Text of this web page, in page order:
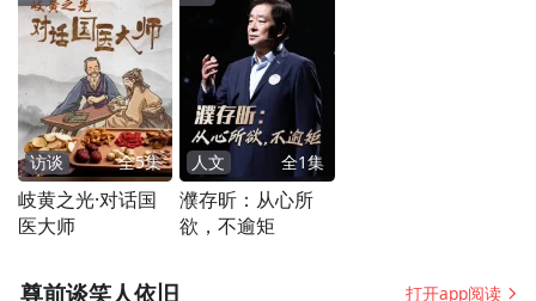
大国青春一代的相似与差异,更通过协作和社
区公益实践构建起理解与信任的纽带,以及宝
贵的跨国友谊。当华盛顿学生团队和深圳国
际学生团体互相在珍贵的合照背后书写赠言,
一起被授予荣誉证书时,这些承载着珍贵记忆
的影像,已经成为一代青少年对全球责任与文
访谈 全5集
岐黄之光·对话国
医大师
人文 全1集
濮存昕：从心所
欲，不逾矩
尊前谈笑人依旧 打开app阅读